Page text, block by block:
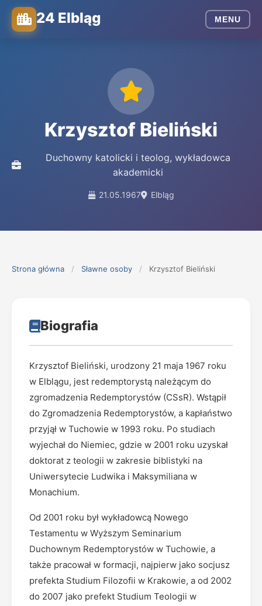
24 Elbląg MENU
Krzysztof Bieliński
Duchowny katolicki i teolog, wykładowca
akademicki
21.05.1967 Elbląg
Strona główna / Sławne osoby / Krzysztof Bieliński
Biografia
Krzysztof Bieliński, urodzony 21 maja 1967 roku
w Elblągu, jest redemptorystą należącym do
zgromadzenia Redemptorystów (CSsR). Wstąpił
do Zgromadzenia Redemptorystów, a kapłaństwo
przyjął w Tuchowie w 1993 roku. Po studiach
wyjechał do Niemiec, gdzie w 2001 roku uzyskał
doktorat z teologii w zakresie biblistyki na
Uniwersytecie Ludwika i Maksymiliana w
Monachium.
Od 2001 roku był wykładowcą Nowego
Testamentu w Wyższym Seminarium
Duchownym Redemptorystów w Tuchowie, a
także pracował w formacji, najpierw jako socjusz
prefekta Studium Filozofii w Krakowie, a od 2002
do 2007 jako prefekt Studium Teologii w